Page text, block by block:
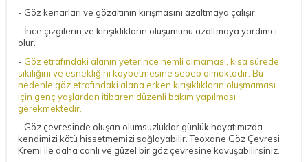
- Göz kenarları ve gözaltının kırışmasını azaltmaya çalışır.
- İnce çizgilerin ve kırışıklıkların oluşumunu azaltmaya yardımcı
olur.
- Göz etrafındaki alanın yeterince nemli olmaması, kısa sürede
sıkılığını ve esnekliğini kaybetmesine sebep olmaktadır. Bu
nedenle göz etrafındaki alana erken kırışıklıkların oluşmaması
için genç yaşlardan itibaren düzenli bakım yapılması
gerekmektedir.
- Göz çevresinde oluşan olumsuzluklar günlük hayatımızda
kendimizi kötü hissetmemizi sağlayabilir. Teoxane Göz Çevresi
Kremi ile daha canlı ve güzel bir göz çevresine kavuşabilirsiniz.